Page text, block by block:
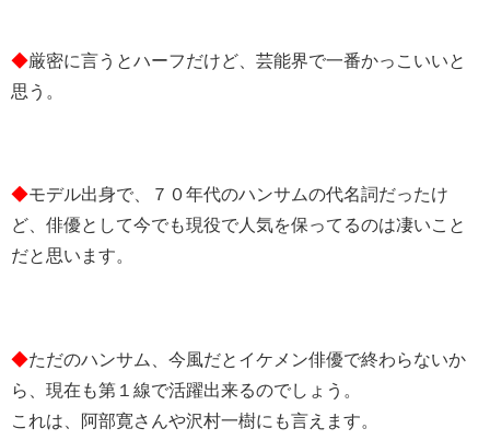
◆厳密に言うとハーフだけど、芸能界で一番かっこいいと
思う。
◆モデル出身で、７０年代のハンサムの代名詞だったけ
ど、俳優として今でも現役で人気を保ってるのは凄いこと
だと思います。
◆ただのハンサム、今風だとイケメン俳優で終わらないか
ら、現在も第１線で活躍出来るのでしょう。
これは、阿部寛さんや沢村一樹にも言えます。